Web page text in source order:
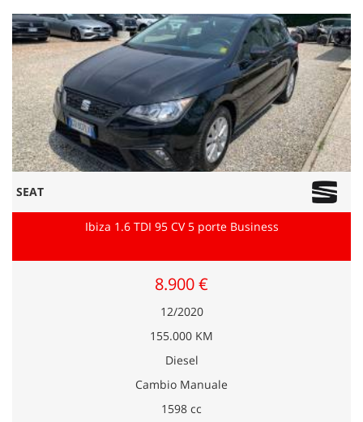
SEAT
Ibiza 1.6 TDI 95 CV 5 porte Business
8.900 €
12/2020
155.000 KM
Diesel
Cambio Manuale
1598 cc